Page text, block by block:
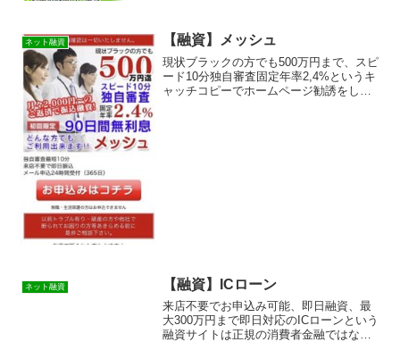
ネット融資 【融資】メッシュ
現状ブラックの方でも500万円まで、スピ
ード10分独自審査固定年率2,4%というキ
ャッチコピーでホームページ勧誘をして
ネット融資 【融資】ICローン
来店不要でお申込み可能、即日融資、最
大300万円まで即日対応のICローンという
融資サイトは正規の消費者金融ではなく